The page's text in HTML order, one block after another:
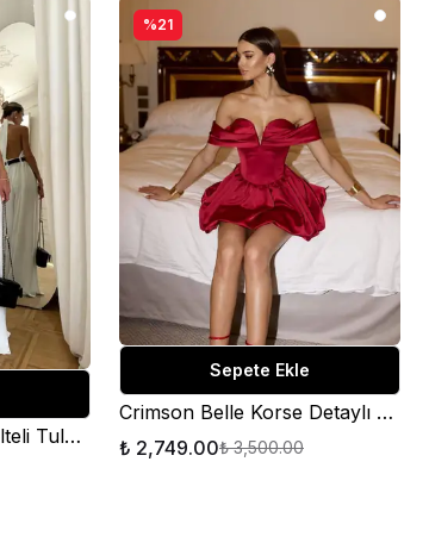
Luna Pearl Sırt Dekolteli Tulum Beyaz
%21
Sepete Ekle
Crimson Belle Korse Detaylı Mini Elbise
₺ 2,749.00₺ 3,500.00